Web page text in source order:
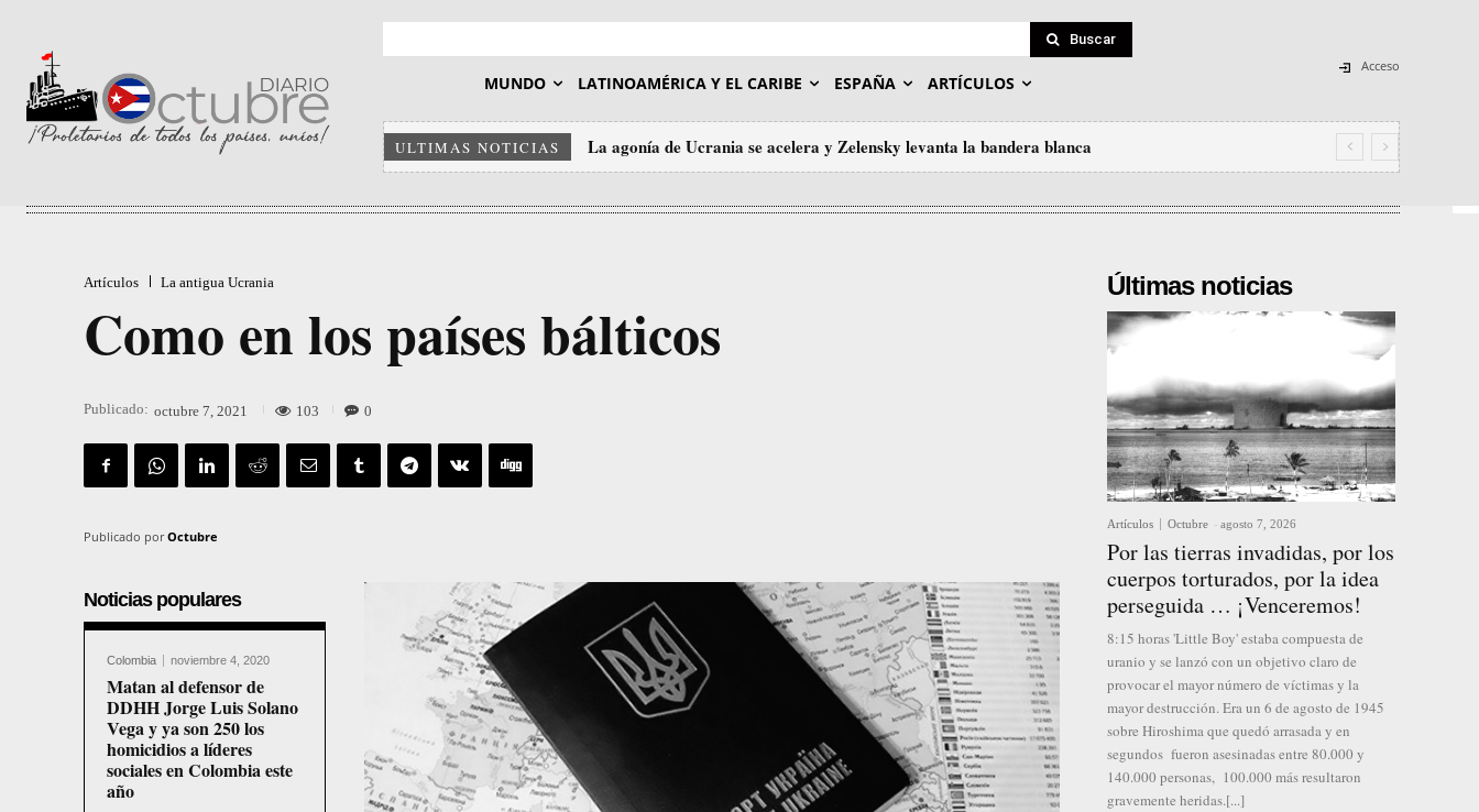
Buscar
MUNDO LATINOAMÉRICA Y EL CARIBE ESPAÑA ARTÍCULOS
Acceso
ULTIMAS NOTICIAS La agonía de Ucrania se acelera y Zelensky levanta la bandera blanca
Artículos La antigua Ucrania
Como en los países bálticos
Publicado: octubre 7, 2021 103 0
Publicado por Octubre
Noticias populares
Colombia noviembre 4, 2020
Matan al defensor de
DDHH Jorge Luis Solano
Vega y ya son 250 los
homicidios a líderes
sociales en Colombia este
año
Últimas noticias
Artículos Octubre - agosto 7, 2026
Por las tierras invadidas, por los
cuerpos torturados, por la idea
perseguida … ¡Venceremos!
8:15 horas 'Little Boy' estaba compuesta de
uranio y se lanzó con un objetivo claro de
provocar el mayor número de víctimas y la
mayor destrucción. Era un 6 de agosto de 1945
sobre Hiroshima que quedó arrasada y en
segundos fueron asesinadas entre 80.000 y
140.000 personas, 100.000 más resultaron
gravemente heridas.[...]